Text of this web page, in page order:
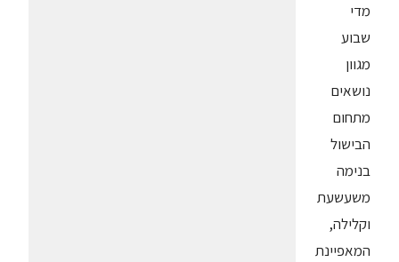
מדי
שבוע
מגוון
נושאים
מתחום
הבישול
בנימה
משעשעת
וקלילה,
המאפיינת